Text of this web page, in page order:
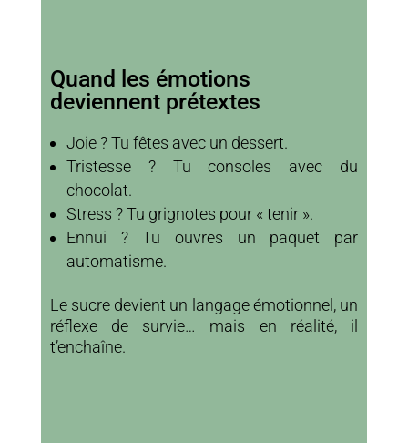
Quand les émotions
deviennent prétextes
Joie ? Tu fêtes avec un dessert.
Tristesse ? Tu consoles avec du
chocolat.
Stress ? Tu grignotes pour « tenir ».
Ennui ? Tu ouvres un paquet par
automatisme.
Le sucre devient un langage émotionnel, un
réflexe de survie… mais en réalité, il
t’enchaîne.